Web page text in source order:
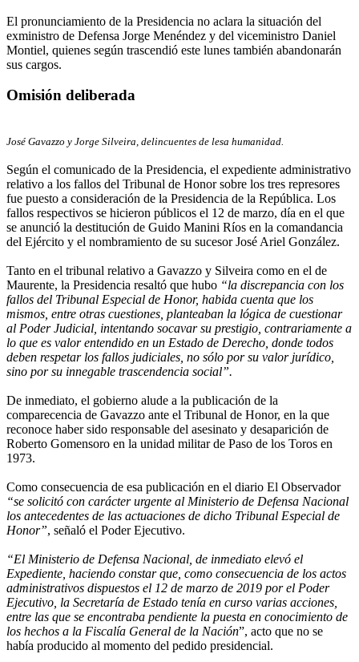
El pronunciamiento de la Presidencia no aclara la situación del
exministro de Defensa Jorge Menéndez y del viceministro Daniel
Montiel, quienes según trascendió este lunes también abandonarán
sus cargos.
Omisión deliberada
José Gavazzo y Jorge Silveira, delincuentes de lesa humanidad.
Según el comunicado de la Presidencia, el expediente administrativo
relativo a los fallos del Tribunal de Honor sobre los tres represores
fue puesto a consideración de la Presidencia de la República. Los
fallos respectivos se hicieron públicos el 12 de marzo, día en el que
se anunció la destitución de Guido Manini Ríos en la comandancia
del Ejército y el nombramiento de su sucesor José Ariel González.
Tanto en el tribunal relativo a Gavazzo y Silveira como en el de
Maurente, la Presidencia resaltó que hubo “la discrepancia con los
fallos del Tribunal Especial de Honor, habida cuenta que los
mismos, entre otras cuestiones, planteaban la lógica de cuestionar
al Poder Judicial, intentando socavar su prestigio, contrariamente a
lo que es valor entendido en un Estado de Derecho, donde todos
deben respetar los fallos judiciales, no sólo por su valor jurídico,
sino por su innegable trascendencia social”.
De inmediato, el gobierno alude a la publicación de la
comparecencia de Gavazzo ante el Tribunal de Honor, en la que
reconoce haber sido responsable del asesinato y desaparición de
Roberto Gomensoro en la unidad militar de Paso de los Toros en
1973.
Como consecuencia de esa publicación en el diario El Observador
“se solicitó con carácter urgente al Ministerio de Defensa Nacional
los antecedentes de las actuaciones de dicho Tribunal Especial de
Honor”, señaló el Poder Ejecutivo.
“El Ministerio de Defensa Nacional, de inmediato elevó el
Expediente, haciendo constar que, como consecuencia de los actos
administrativos dispuestos el 12 de marzo de 2019 por el Poder
Ejecutivo, la Secretaría de Estado tenía en curso varias acciones,
entre las que se encontraba pendiente la puesta en conocimiento de
los hechos a la Fiscalía General de la Nación”, acto que no se
había producido al momento del pedido presidencial.